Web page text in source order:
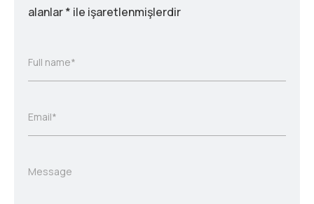
alanlar* ile işaretlenmişlerdir
Full name*
Email*
Message